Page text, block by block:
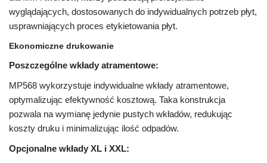
wyglądających, dostosowanych do indywidualnych potrzeb płyt,
usprawniających proces etykietowania płyt.
Ekonomiczne drukowanie
Poszczególne wkłady atramentowe:
MP568 wykorzystuje indywidualne wkłady atramentowe,
optymalizując efektywność kosztową. Taka konstrukcja
pozwala na wymianę jedynie pustych wkładów, redukując
koszty druku i minimalizując ilość odpadów.
Opcjonalne wkłady XL i XXL: